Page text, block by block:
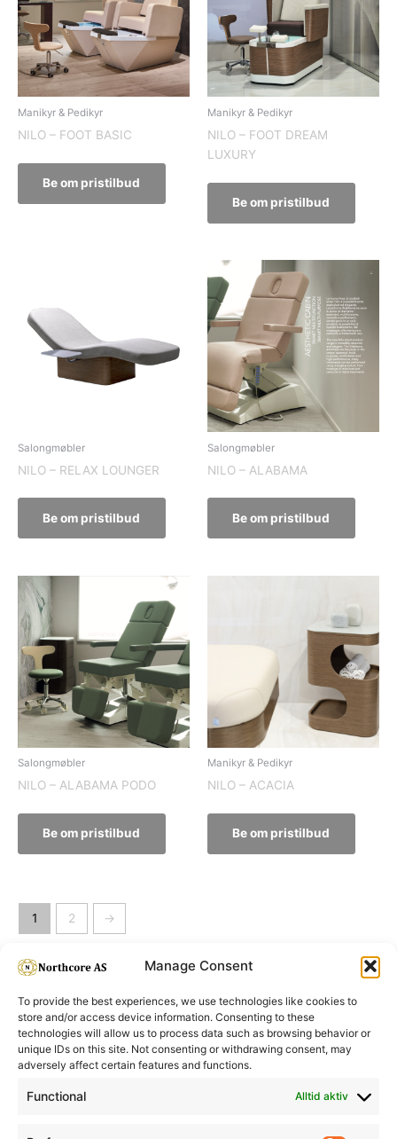
Manage Consent
To provide the best experiences, we use technologies like cookies to
store and/or access device information. Consenting to these
technologies will allow us to process data such as browsing behavior or
unique IDs on this site. Not consenting or withdrawing consent, may
adversely affect certain features and functions.
Functional Alltid aktiv
Manikyr & Pedikyr
NILO – FOOT BASIC
Be om pristilbud
Manikyr & Pedikyr
NILO – FOOT DREAM
LUXURY
Be om pristilbud
Salongmøbler
NILO – RELAX LOUNGER
Be om pristilbud
Salongmøbler
NILO – ALABAMA
Be om pristilbud
Salongmøbler
NILO – ALABAMA PODO
Be om pristilbud
Manikyr & Pedikyr
NILO – ACACIA
Be om pristilbud
1 2 →
Informasjon